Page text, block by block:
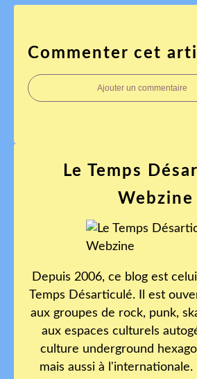
Commenter cet
Ajouter un commentaire
Le Temps
Webzine
Depuis 2006, ce blog est
Temps Désarticulé. Il est
aux groupes de rock, punk,
aux espaces culturels
culture underground
mais aussi à